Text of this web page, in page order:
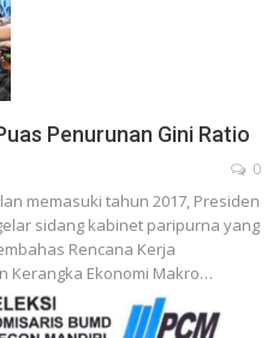
Penurunan Gini Ratio
0
memasuki tahun 2017, Presiden
sidang kabinet paripurna yang
Rencana Kerja
Kerangka Ekonomi Makro…